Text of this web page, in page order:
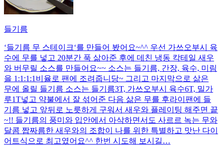
들기름
‘들기름 무 스테이크‘를 만들어 봤어요~^^ 우선 가쓰오부시 육
수에 무를 넣고 20분간 푹 삶아준 후에 데친 냉동 칵테일 새우
와 버무릴 소스를 만들어요~~ 소스는 들기름, 간장, 육수, 미림
을 1:1:1:1비율로 팬에 조려줍니당~ 그리고 마지막으로 삶은
무에 올릴 들기름 소스는 들기름3T, 가쓰오부시 육수6T, 밀가
루1T넣고 약불에서 잘 섞어준 다음 삶은 무를 후라이팬에 들
기름 넣고 앞뒤로 노릇하게 구워서 새우와 플레이팅 해주면 끝
~!! 들기름의 풍미와 입안에서 아삭하면서도 사르르 녹는 무와
달콤 짭짜름한 새우와의 조합이 나를 위한 특별하고 맛난 다이
어트식으로 최고였어요^^ 한번 시도해 보시길…